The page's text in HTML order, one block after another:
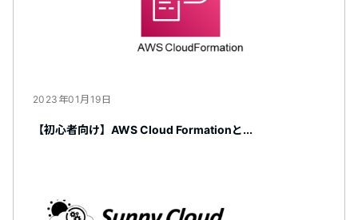
2023年01月19日
【初心者向け】AWS Cloud Formationと...